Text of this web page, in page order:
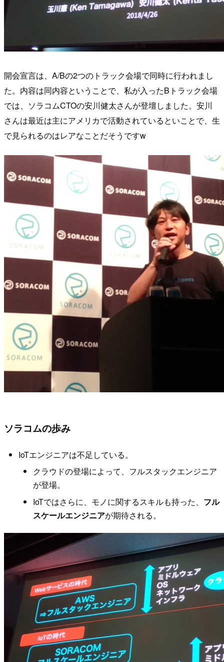
開会宣言は、A/Bの2つのトラック会場で同時に行われまし
た。内容は同内容ということで、私が入ったBトラック会場
では、ソラコムCTOの安川健太さんが登壇しました。安川
さんは最近は主にアメリカで活動されているといことで、生
で見られるのはレアなことだそうですw
ソラコムの歩み
IoTエンジニアは不足している。
クラウドの登場によって、フルスタックエンジニア
が登場。
IoTではさらに、モノに関するスキルも持った、 フル
スケールエンジニアが期待される。